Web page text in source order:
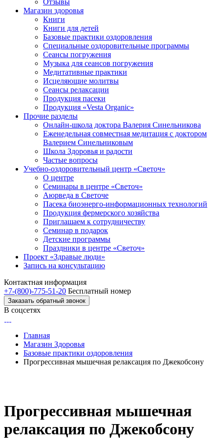
Отзывы
Магазин здоровья
Книги
Книги для детей
Базовые практики оздоровления
Специальные оздоровительные программы
Сеансы погружения
Музыка для сеансов погружения
Медитативные практики
Исцеляющие молитвы
Сеансы релаксации
Продукция пасеки
Продукция «Vesta Organic»
Прочие разделы
Онлайн-школа доктора Валерия Синельникова
Еженедельная совместная медитация с доктором
Валерием Синельниковым
Школа Здоровья и радости
Частые вопросы
Учебно-оздоровительный центр «Светоч»
О центре
Семинары в центре «Светоч»
Аюрведа в Светоче
Пасека биоэнерго-информационных технологий
Продукция фермерского хозяйства
Приглашаем к сотрудничеству
Семинар в подарок
Детские программы
Праздники в центре «Светоч»
Проект «Здравые люди»
Запись на консультацию
Контактная информация
+7-(800)-775-51-20 Бесплатный номер
Заказать обратный звонок
В соцсетях
Главная
Магазин Здоровья
Базовые практики оздоровления
Прогрессивная мышечная релаксация по Джекобсону
Прогрессивная мышечная
релаксация по Джекобсону